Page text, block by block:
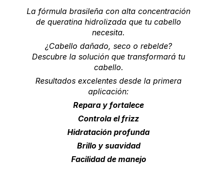
La fórmula brasileña con alta concentración
de queratina hidrolizada que tu cabello
necesita.
¿Cabello dañado, seco o rebelde?
Descubre la solución que transformará tu
cabello.
Resultados excelentes desde la primera
aplicación:
Repara y fortalece
Controla el frizz
Hidratación profunda
Brillo y suavidad
Facilidad de manejo